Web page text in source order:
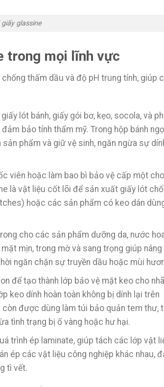
glassine
trong mọi lĩnh vực
thấm dầu và độ pH trung tính, giúp
lót bánh, giấy gói bơ, kẹo, socola, và
bảo tính thẩm mỹ. Trong hộp bánh
phẩm và giữ vệ sinh, ngăn ngừa sự
viên hoặc làm bao bì bảo vệ cấp một cho
là vật liệu cốt lõi để sản xuất giấy lót
hoặc các sản phẩm có keo dán
cho các sản phẩm dưỡng da, nước
mịn, trong mờ và sang trọng giúp nâng
ngăn chặn sự truyền dầu hoặc mùi
để tạo thành lớp bảo vệ mặt keo cho
keo dính hoàn toàn không bị dính lại trên
được dùng làm túi bảo quản tem thư,
tình trạng bị ố vàng hoặc hư hại.
trình ép laminate, giúp tách các lớp vật
ép các vật liệu công nghiệp khác nhau,
tì vết.